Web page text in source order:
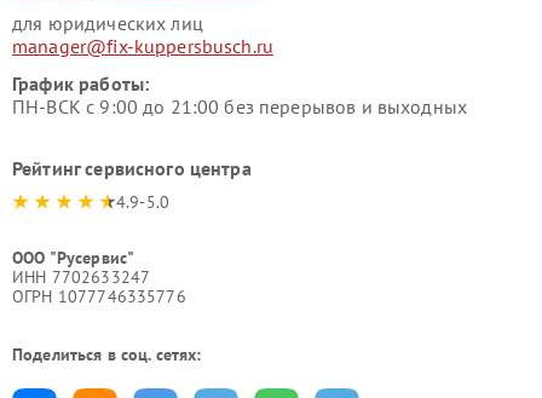
для юридических лиц
manager@fix-kuppersbusch.ru
График работы:
ПН-ВСК с 9:00 до 21:00 без перерывов и выходных
Рейтинг сервисного центра
4.9-5.0
ООО "Русервис"
ИНН 7702633247
ОГРН 1077746335776
Поделиться в соц. сетях: